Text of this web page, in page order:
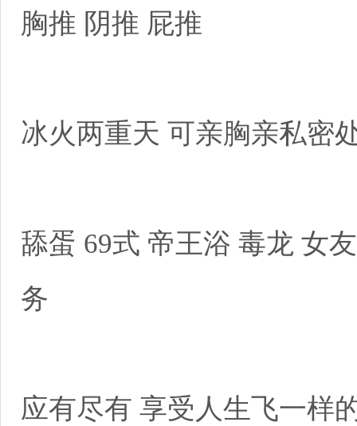
胸推 阴推 屁推
冰火两重天 可亲胸亲私
舔蛋 69式 帝王浴 毒龙 女
务
应有尽有 享受人生飞一